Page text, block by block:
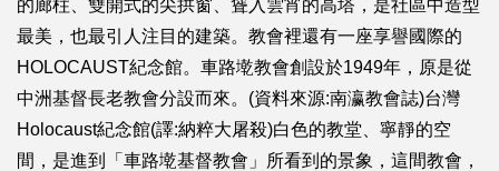
的廊柱、雙開式的尖拱窗、聳入雲宵的高塔，是社區中造型
最美，也最引人注目的建築。教會裡還有一座享譽國際的
HOLOCAUST紀念館。車路墘教會創設於1949年，原是從
中洲基督長老教會分設而來。(資料來源:南瀛教會誌)台灣
Holocaust紀念館(譯:納粹大屠殺)白色的教堂、寧靜的空
間，是進到「車路墘基督教會」所看到的景象，這間教會，